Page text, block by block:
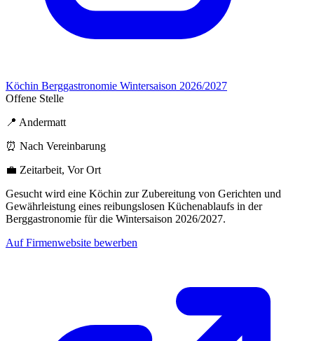
Köchin Berggastronomie Wintersaison 2026/2027
Offene Stelle
📍 Andermatt
⏰ Nach Vereinbarung
💼 Zeitarbeit, Vor Ort
Gesucht wird eine Köchin zur Zubereitung von Gerichten und
Gewährleistung eines reibungslosen Küchenablaufs in der
Berggastronomie für die Wintersaison 2026/2027.
Auf Firmenwebsite bewerben